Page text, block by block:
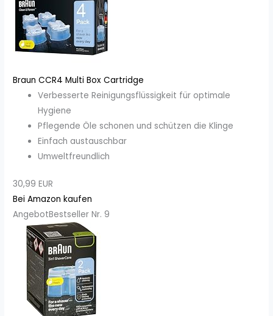
Braun CCR4 Multi Box Cartridge
Verbesserte Reinigungsflüssigkeit für optimale
Hygiene
Pflegende Öle schonen und schützen die Klinge
Einfach austauschbar
Umweltfreundlich
30,99 EUR
Bei Amazon kaufen
AngebotBestseller Nr. 9